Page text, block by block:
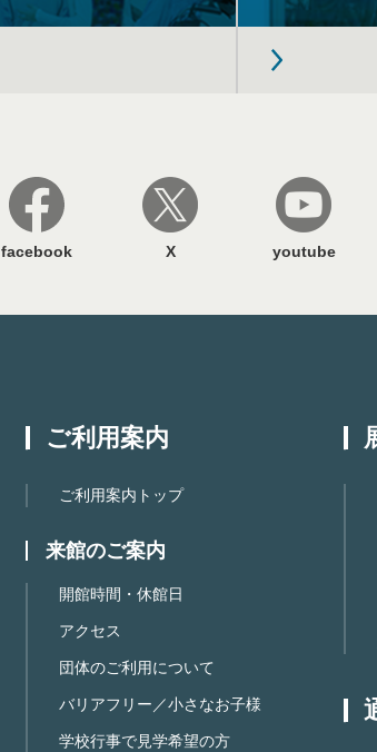
facebook X youtube
ご利用案内
ご利用案内トップ
来館のご案内
開館時間・休館日
アクセス
団体のご利用について
バリアフリー／小さなお子様
学校行事で見学希望の方